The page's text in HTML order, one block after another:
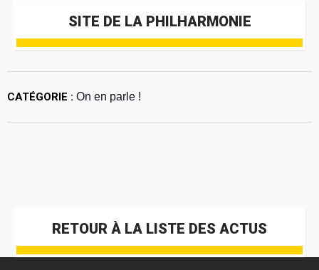
SITE DE LA PHILHARMONIE
CATÉGORIE : On en parle !
RETOUR À LA LISTE DES ACTUS